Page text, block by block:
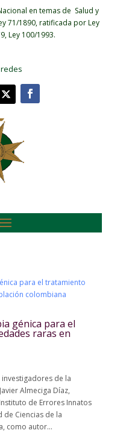
en temas de Salud y
71/1890, ratificada por Ley
Ley 100/1993.
génica para el
raras en
de la
Almeciga Díaz,
de Errores Innatos
de Ciencias de la
como autor...